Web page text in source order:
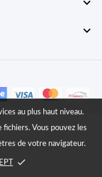


au plus haut niveau.
Vous pouvez les
de votre navigateur.
done